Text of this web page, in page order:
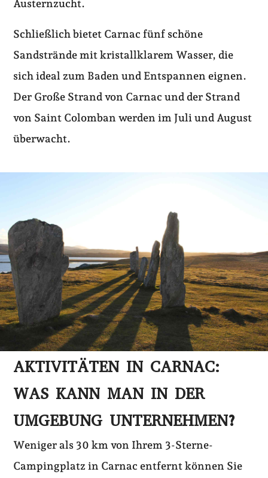
Austernzucht.
Schließlich bietet Carnac fünf schöne
Sandstrände mit kristallklarem Wasser, die
sich ideal zum Baden und Entspannen eignen.
Der Große Strand von Carnac und der Strand
von Saint Colomban werden im Juli und August
überwacht.
AKTIVITÄTEN IN CARNAC:
WAS KANN MAN IN DER
UMGEBUNG UNTERNEHMEN?
Weniger als 30 km von Ihrem 3-Sterne-
Campingplatz in Carnac entfernt können Sie